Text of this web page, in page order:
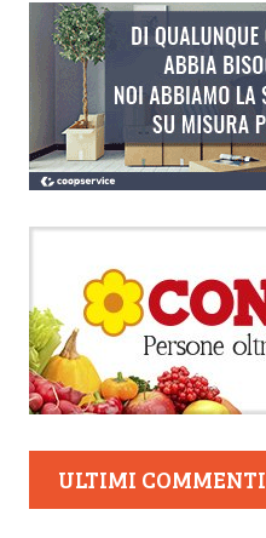
ULTIMI COMMENTI